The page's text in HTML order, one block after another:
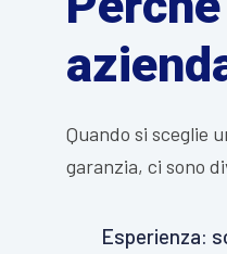
Quando si sceglie
garanzia, ci sono
Esperienza: